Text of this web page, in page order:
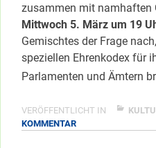
zusammen mit namhaften
Mittwoch 5. März um 19
Gemischtes der Frage
speziellen Ehrenkodex für
Parlamenten und Ämtern
VERÖFFENTLICHT IN
KOMMENTARZU